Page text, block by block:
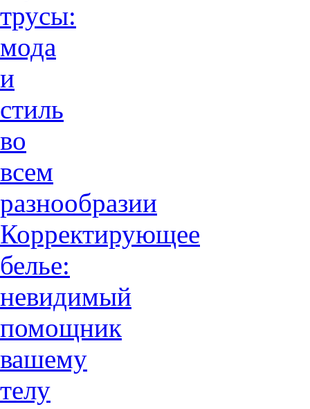
трусы:
мода
и
стиль
во
всем
разнообразии
Корректирующее
белье:
невидимый
помощник
вашему
телу